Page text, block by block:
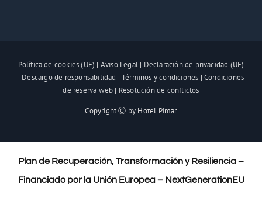
Política de cookies (UE) | Aviso Legal| Declaración de privacidad (UE)
| Descargo de responsabilidad |Términos y condiciones | Condiciones
de reserva web | Resolución de conflictos
Copyright Ⓒ by Hotel Pimar
Plan de Recuperación, Transformación y Resiliencia –
Financiado por la Unión Europea – NextGenerationEU